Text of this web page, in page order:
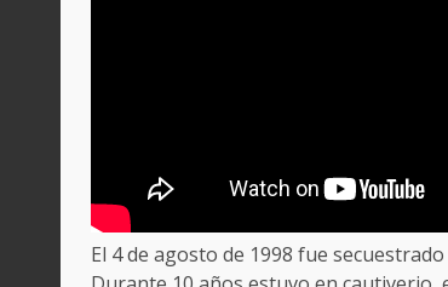
El 4 de agosto de 1998 fue